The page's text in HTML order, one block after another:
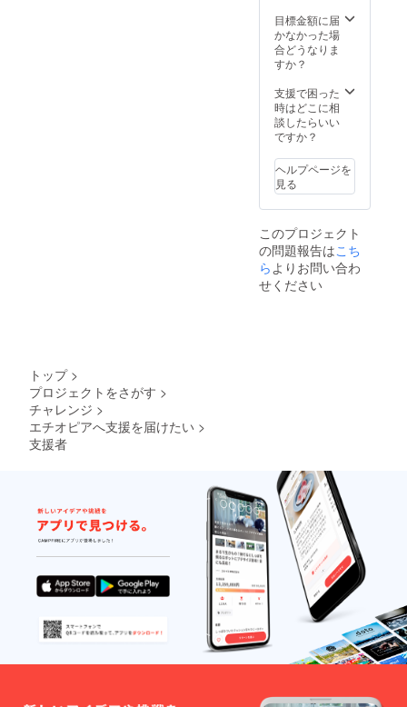
ゆっく
りでき
たらい
ていま
す。 ※
高級店
ではあ
んが居
酒屋は
私が支
払いさ
ただき
ます。
食事会
にはサ
してく
れる友
達もき
ます。
話しな
目標金額に届
かなかった場
合どうなりま
すか？
支援で困った
時はどこに相
談したらいい
ですか？
ヘルプページを
見る
このプロジェクト
の問題報告はこち
らよりお問い合わ
せください
トップ >
プロジェクトをさがす >
チャレンジ >
エチオピアへ支援を届けたい >
支援者